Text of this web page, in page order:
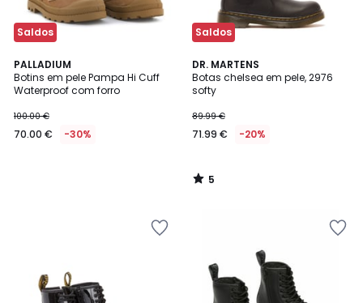
Saldos
PALLADIUM
Botins em pele Pampa Hi Cuff
Waterproof com forro
100.00 €
70.00 € -30%
Saldos
DR. MARTENS
Botas chelsea em pele, 2976
softy
89.99 €
71.99 € -20%
5
/
5
5
/